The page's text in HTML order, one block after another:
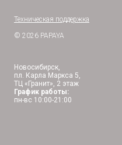
Техническая поддержка
© 2026 PAPAYA
Новосибирск,
пл. Карла Маркса 5,
ТЦ «Гранит», 2 этаж
График работы:
пн-вс 10:00-21:00